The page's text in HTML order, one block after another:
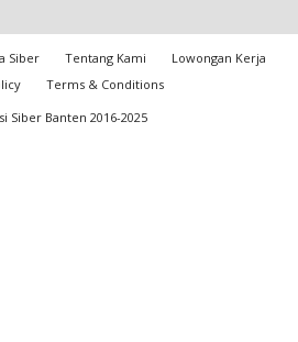
Siber Tentang Kami
Lowongan Kerja
Terms & Conditions
Siber Banten 2016-2025